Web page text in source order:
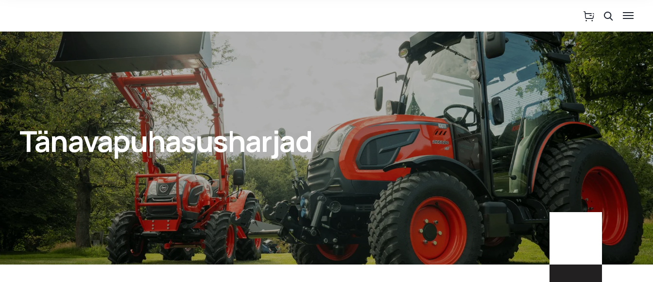
Tänavapuhasusharjad